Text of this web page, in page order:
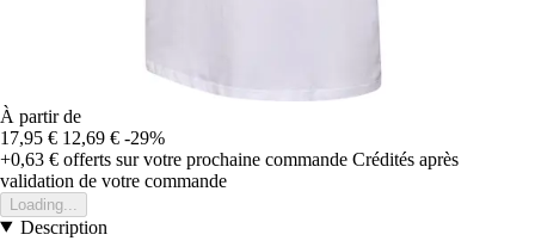
À partir de
17,95 € 12,69 € -29%
+0,63 € offerts sur votre prochaine commande Crédités après
validation de votre commande
Loading...
Description